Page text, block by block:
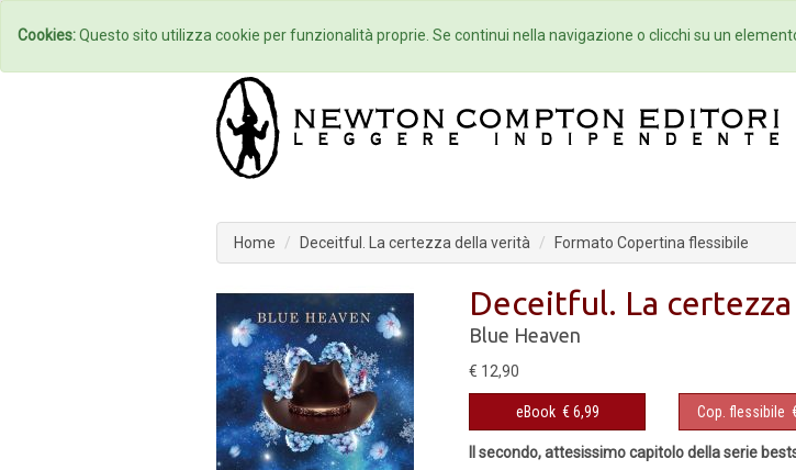
Home Autori Eventi Collane
Home Deceitful. La certezza della verità Formato Copertina flessibile
Deceitful. La
Blue Heaven
€ 12,90
eBook € 6,99 Cop. flessibile
Il secondo, attesissimo capitolo della serie
Cookies:Questo sito utilizza cookie per funzionalità proprie. Se continui nella navigazione o clicchi su un